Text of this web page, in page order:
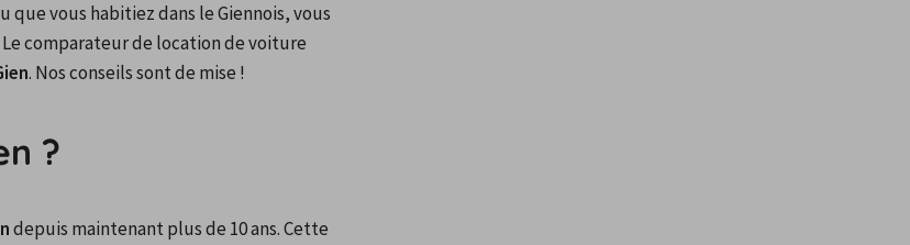
que vous habitiez dans le Giennois, vous
comparateur de location de voiture
. Nos conseils sont de mise !
?
depuis maintenant plus de 10 ans. Cette